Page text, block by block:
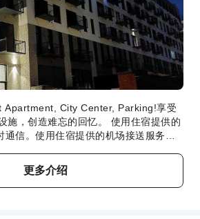
柜展开全部
Apartment, City Center, Parking!享受
施，创造难忘的回忆。 使用住宿提供的
信。使用住宿提供的机场接送服务，
施，让您夜夜好眠。 为了确保客人满
或寝具用品，让您享受更愉快的入住体
人可以享受室内视频流媒体、每日报纸
更多介绍